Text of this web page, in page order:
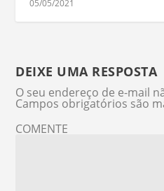
05/05/2021
DEIXE UMA RESPOSTA
O seu endereço de e-mail
Campos obrigatórios são
COMENTE